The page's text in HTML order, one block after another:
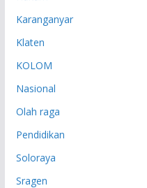
Karanganyar
Klaten
KOLOM
Nasional
Olah raga
Pendidikan
Soloraya
Sragen